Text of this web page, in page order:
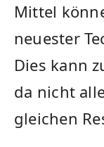
Mittel
neuester
Dies kann
da ⁤nicht
gleichen⁢